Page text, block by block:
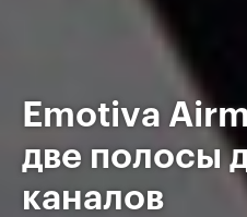
Emotiva
две полосы
каналов